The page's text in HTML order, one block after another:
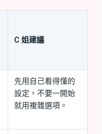
C 姐建議
先用自己看得懂的
設定，不要一開始
就用複雜選項。